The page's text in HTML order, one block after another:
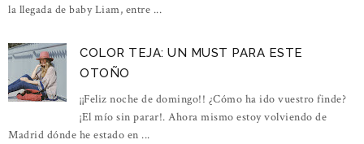
la llegada de baby Liam, entre ...
COLOR TEJA: UN MUST PARA ESTE
OTOÑO
¡¡Feliz noche de domingo!! ¿Cómo ha ido vuestro finde?
¡El mío sin parar!. Ahora mismo estoy volviendo de
Madrid dónde he estado en ...